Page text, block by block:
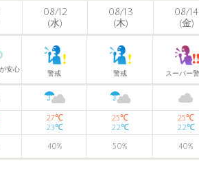
08/12
(水)
08/13
(木)
08/14
(金)
安心
警戒 警戒 スーパー
27℃
23℃
25℃
22℃
25℃
22℃
40% 50% 40%